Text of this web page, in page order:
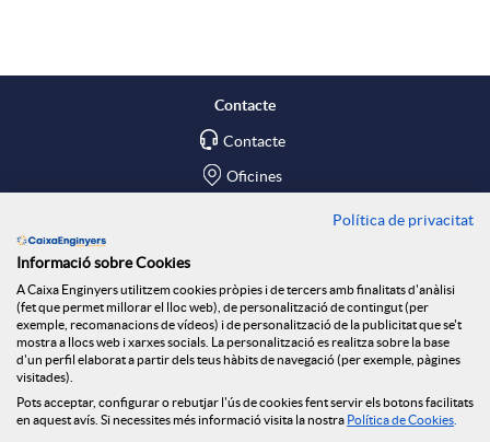
c
a
c
n
n
o
Contacte
Contacte
Oficines
Social Room
Seguretat Online
Política de privacitat
Informació sobre Cookies
A Caixa Enginyers utilitzem cookies pròpies i de tercers amb finalitats d'anàlisi
(fet que permet millorar el lloc web), de personalització de contingut (per
exemple, recomanacions de vídeos) i de personalització de la publicitat que se't
mostra a llocs web i xarxes socials. La personalització es realitza sobre la base
d'un perfil elaborat a partir dels teus hàbits de navegació (per exemple, pàgines
visitades).
Pots acceptar, configurar o rebutjar l'ús de cookies fent servir els botons facilitats
en aquest avís. Si necessites més informació visita la nostra Política de Cookies